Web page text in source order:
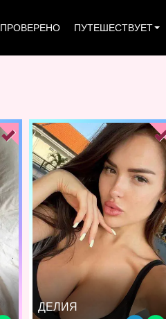
ПРОВЕРЕНО ПУТЕШЕСТВУЕТ
ДЕЛИЯ